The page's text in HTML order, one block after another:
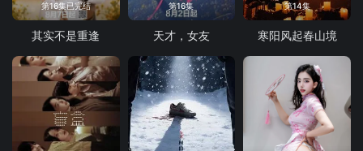
第16集已完结
其实不是重逢
第16集
天才，女友
第14集
寒阳风起春山境